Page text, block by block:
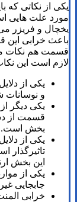
یکی از نکاتی که
مورد علت هایی
یخچال و فریزر
باعث خرابی این
قسمت هم نکات
لازم است این
یکی از
و
یکی دیگر
قسمت از
بخش است.
یکی از
این بخش
یکی از
جابجایی
خرابی